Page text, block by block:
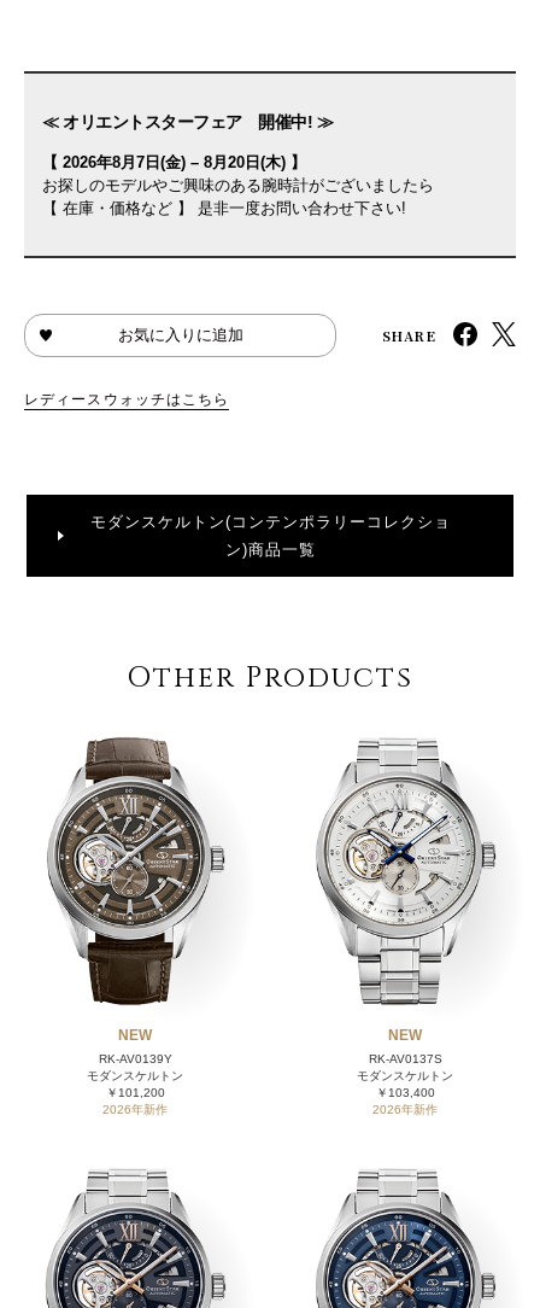
≪ オリエントスターフェア 開催中! ≫
【 2026年8月7日(金) – 8月20日(木) 】
お探しのモデルやご興味のある腕時計がございましたら
【 在庫・価格など 】 是非一度お問い合わせ下さい!
お気に入りに追加 SHARE
レディースウォッチはこちら
モダンスケルトン(コンテンポラリーコレクショ
ン)商品一覧
Other Products
NEW
RK-AV0139Y
モダンスケルトン
￥101,200
2026年新作
NEW
RK-AV0137S
モダンスケルトン
￥103,400
2026年新作